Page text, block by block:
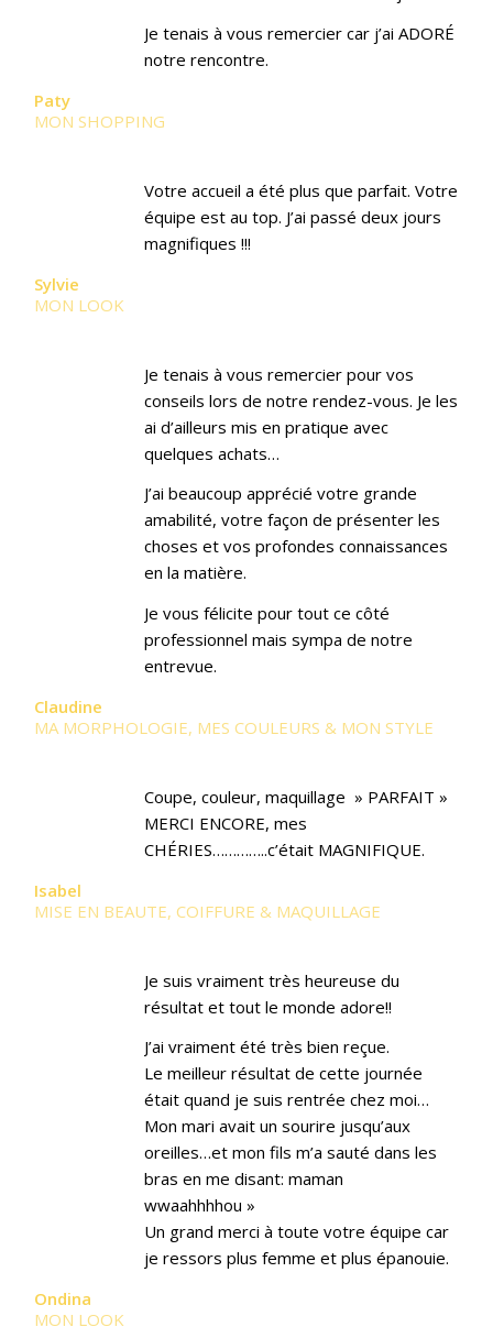
Je tenais à vous remercier car j’ai ADORÉ
notre rencontre.
Paty
MON SHOPPING
Votre accueil a été plus que parfait. Votre
équipe est au top. J’ai passé deux jours
magnifiques !!!
Sylvie
MON LOOK
Je tenais à vous remercier pour vos
conseils lors de notre rendez-vous. Je les
ai d’ailleurs mis en pratique avec
quelques achats…
J’ai beaucoup apprécié votre grande
amabilité, votre façon de présenter les
choses et vos profondes connaissances
en la matière.
Je vous félicite pour tout ce côté
professionnel mais sympa de notre
entrevue.
Claudine
MA MORPHOLOGIE, MES COULEURS & MON STYLE
Coupe, couleur, maquillage » PARFAIT »
MERCI ENCORE, mes
CHÉRIES…………..c’était MAGNIFIQUE.
Isabel
MISE EN BEAUTE, COIFFURE & MAQUILLAGE
Je suis vraiment très heureuse du
résultat et tout le monde adore!!
J’ai vraiment été très bien reçue.
Le meilleur résultat de cette journée
était quand je suis rentrée chez moi…
Mon mari avait un sourire jusqu’aux
oreilles…et mon fils m’a sauté dans les
bras en me disant: maman
wwaahhhhou »
Un grand merci à toute votre équipe car
je ressors plus femme et plus épanouie.
Ondina
MON LOOK